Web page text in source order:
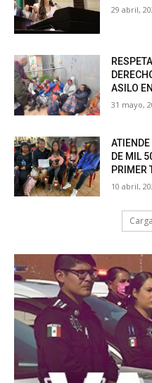
29 abril,
ASILO
31 mayo,
DE MIL
PRIMER
10 abril,